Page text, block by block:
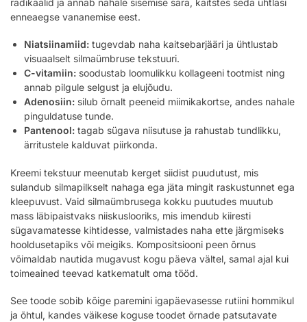
enneaegse vananemise eest.
Niatsiinamiid: tugevdab naha kaitsebarjääri ja ühtlustab
visuaalselt silmaümbruse tekstuuri.
C-vitamiin: soodustab loomulikku kollageeni tootmist ning
annab pilgule selgust ja elujõudu.
Adenosiin: silub õrnalt peeneid miimikakortse, andes nahale
pinguldatuse tunde.
Pantenool: tagab sügava niisutuse ja rahustab tundlikku,
ärritustele kalduvat piirkonda.
Kreemi tekstuur meenutab kerget siidist puudutust, mis
sulandub silmapilkselt nahaga ega jäta mingit raskustunnet ega
kleepuvust. Vaid silmaümbrusega kokku puutudes muutub
mass läbipaistvaks niiskuslooriks, mis imendub kiiresti
sügavamatesse kihtidesse, valmistades naha ette järgmiseks
hooldusetapiks või meigiks. Kompositsiooni peen õrnus
võimaldab nautida mugavust kogu päeva vältel, samal ajal kui
toimeained teevad katkematult oma tööd.
See toode sobib kõige paremini igapäevasesse rutiini hommikul
ja õhtul, kandes väikese koguse toodet õrnade patsutavate